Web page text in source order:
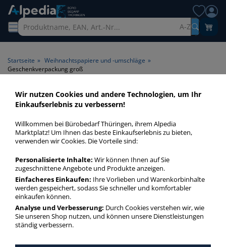
A-Z
Startseite » Weihnachtspapiere und -umschläge »
Geschenkverpackung groß
Geschenkverpackung groß >
Fassungsvermögen ca. groß
Geschenkverpackung groß in bester Qualität zum günstigen
unserer Filter-Funktion.
Geschenkverpackung groß
mehr Infos zur Kategorie
Wir nutzen Cookies und andere Technologien, um Ihr
Einkaufserlebnis zu verbessern!
Willkommen bei Bürobedarf Thüringen, ihrem Alpedia
Marktplatz! Um Ihnen das beste Einkaufserlebnis zu bieten,
verwenden wir Cookies. Die Vorteile sind:
Personalisierte Inhalte: Wir können Ihnen auf Sie
zugeschnittene Angebote und Produkte anzeigen.
Einfacheres Einkaufen: Ihre Vorlieben und Warenkorbinhalte
werden gespeichert, sodass Sie schneller und komfortabler
einkaufen können.
Analyse und Verbesserung: Durch Cookies verstehen wir, wie
Sie unseren Shop nutzen, und können unsere Dienstleistungen
ständig verbessern.